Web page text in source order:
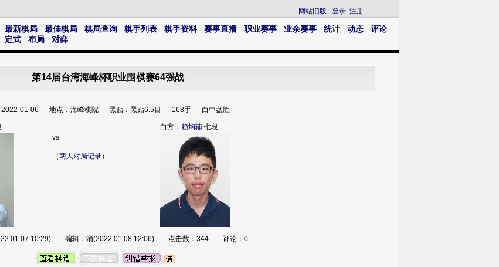
网站旧版 登录 注册
最新棋局 最佳棋局 棋局查询 棋手列表 棋手资料 赛事直播 职业赛事 业余赛事 统计 动态
评论
定式 布局 对弈
第14届台湾海峰杯职业围棋赛64强战
2022-01-06 地点：海峰棋院 黑贴：黑贴6.5目 168手 白中盘胜
白方： 赖均辅 七段
vs
（两人对局记录）
10:29) 编辑：消(2022.01.08 12:06) 点击数：344 评论：0